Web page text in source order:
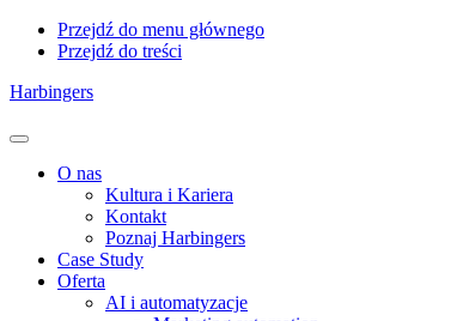
Przejdź do menu głównego
Przejdź do treści
Harbingers
Menu
O nas
Kultura i Kariera
Kontakt
Poznaj Harbingers
Case Study
Oferta
AI i automatyzacje